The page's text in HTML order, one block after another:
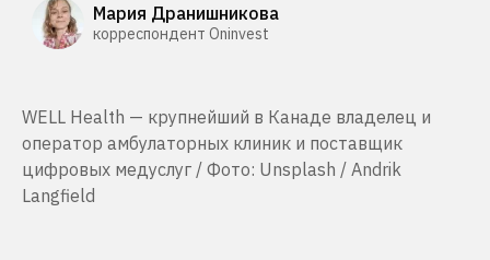
Мария Дранишникова
корреспондент Oninvest
WELL Health — крупнейший в Канаде владелец и
оператор амбулаторных клиник и поставщик
цифровых медуслуг / Фото: Unsplash / Andrik
Langfield